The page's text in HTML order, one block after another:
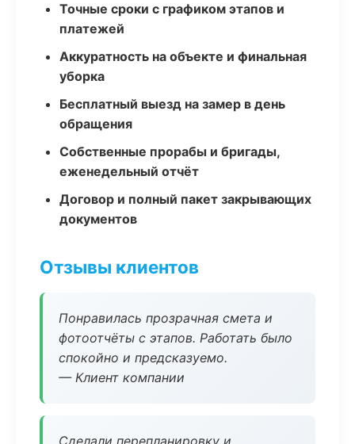
Точные сроки с графиком этапов и
платежей
Аккуратность на объекте и финальная
уборка
Бесплатный выезд на замер в день
обращения
Собственные прорабы и бригады,
еженедельный отчёт
Договор и полный пакет закрывающих
документов
Отзывы клиентов
Понравилась прозрачная смета и
фотоотчёты с этапов. Работать было
спокойно и предсказуемо.
— Клиент компании
Сделали перепланировку и